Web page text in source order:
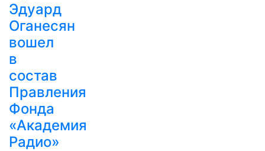
Эдуард
Оганесян
вошел
в
состав
Правления
Фонда
«Академия
Радио»